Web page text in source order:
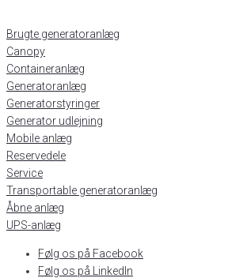
Brugte generatoranlæg
Canopy
Containeranlæg
Generatoranlæg
Generatorstyringer
Generator udlejning
Mobile anlæg
Reservedele
Service
Transportable generatoranlæg
Åbne anlæg
UPS-anlæg
Følg os på Facebook
Følg os på LinkedIn